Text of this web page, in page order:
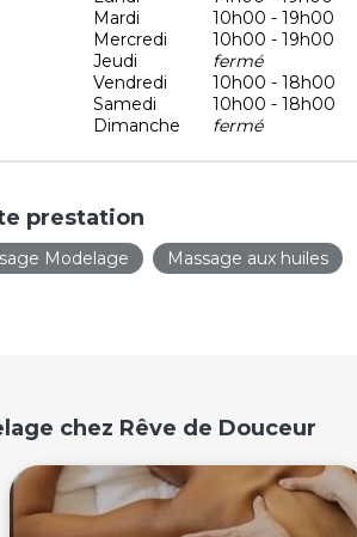
Mardi
10h00 - 19h00
Mercredi
10h00 - 19h00
Jeudi
fermé
Vendredi
10h00 - 18h00
Samedi
10h00 - 18h00
Dimanche
fermé
prestation
Modelage Massage aux huiles
chez Rêve de Douceur